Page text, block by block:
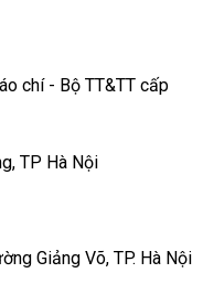
chí - Bộ TT&TT cấp
TP Hà Nội
Giảng Võ, TP. Hà Nội